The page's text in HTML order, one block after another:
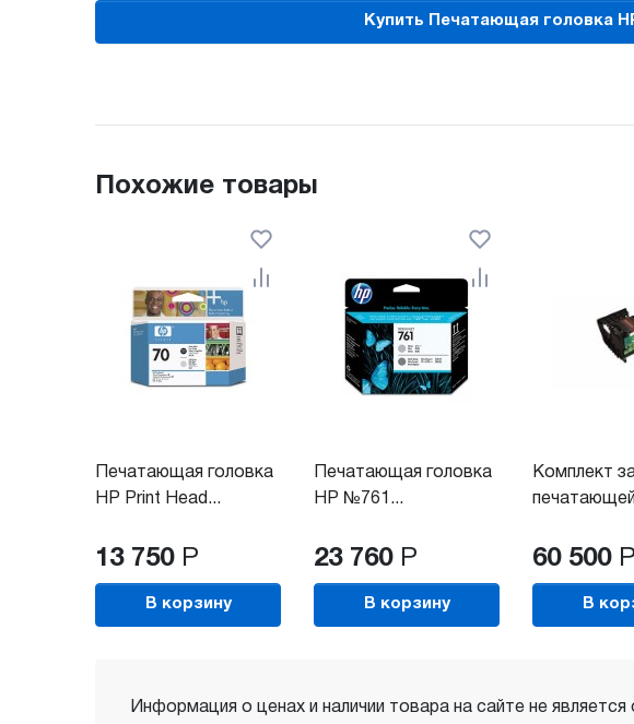
Купить Печатающая головка
Похожие товары
Печатающая головка
HP Print Head...
13 750 Р
В корзину
Печатающая головка
HP №761...
23 760 Р
В корзину
Комплект
печатающей
60 500 Р
В
Информация о ценах и наличии товара на сайте не